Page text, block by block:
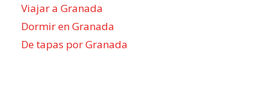
Viajar a Granada
Dormir en Granada
De tapas por Granada